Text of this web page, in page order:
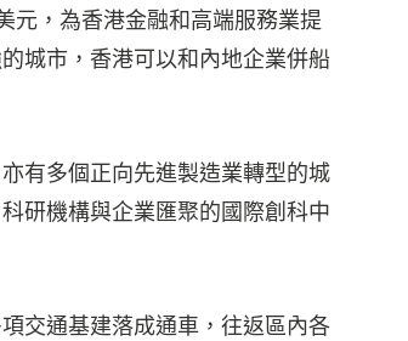
，為香港金融和高端服務業提
城市，香港可以和內地企業併船
有多個正向先進製造業轉型的城
研機構與企業匯聚的國際創科中
交通基建落成通車，往返區內各